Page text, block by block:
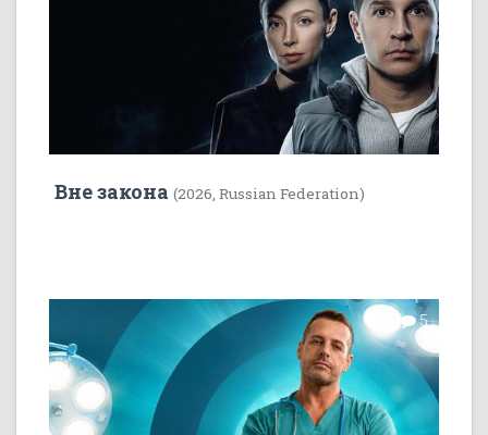
Вне закона (2026, Russian Federation)
7 5